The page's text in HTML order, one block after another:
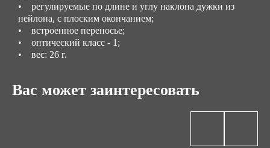
• регулируемые по длине и углу наклона дужки из
нейлона, с плоским окончанием;
• встроенное переносье;
• оптический класс - 1;
• вес: 26 г.
Вас может заинтересовать